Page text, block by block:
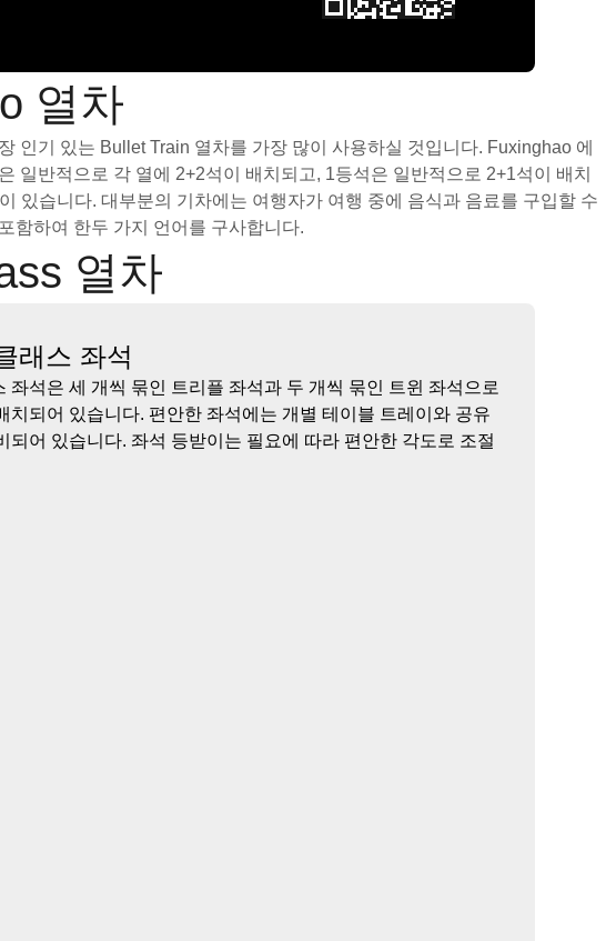
열차
인기 있는 Bullet Train 열차를 가장 많이 사용하실 것입니다. Fuxinghao 에
반적으로 각 열에 2+2석이 배치되고, 1등석은 일반적으로 2+1석이 배치
있습니다. 대부분의 기차에는 여행자가 여행 중에 음식과 음료를 구입할 수
함하여 한두 가지 언어를 구사합니다.
열차
래스 좌석
좌석은 세 개씩 묶인 트리플 좌석과 두 개씩 묶인 트윈 좌석으로
치되어 있습니다. 편안한 좌석에는 개별 테이블 트레이와 공유
되어 있습니다. 좌석 등받이는 필요에 따라 편안한 각도로 조절